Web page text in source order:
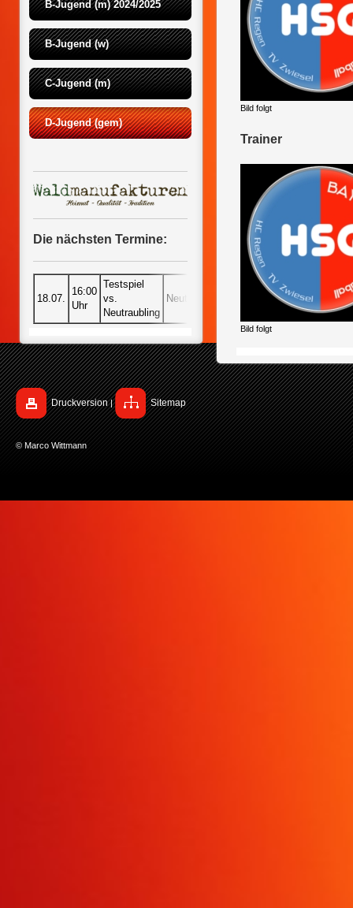
B-Jugend (m) 2024/2025
B-Jugend (w)
C-Jugend (m)
D-Jugend (gem)
Die nächsten Termine:
18.07.
16:00
Uhr
Testspiel
vs.
Neutraubling
Neutraubling
Bild folgt
Trainer
Bild folgt
Druckversion | Sitemap
© Marco Wittmann